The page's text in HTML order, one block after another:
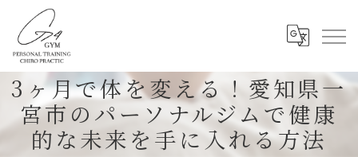
3ヶ月で体を変える！愛知県一
宮市のパーソナルジムで健康
的な未来を手に入れる方法